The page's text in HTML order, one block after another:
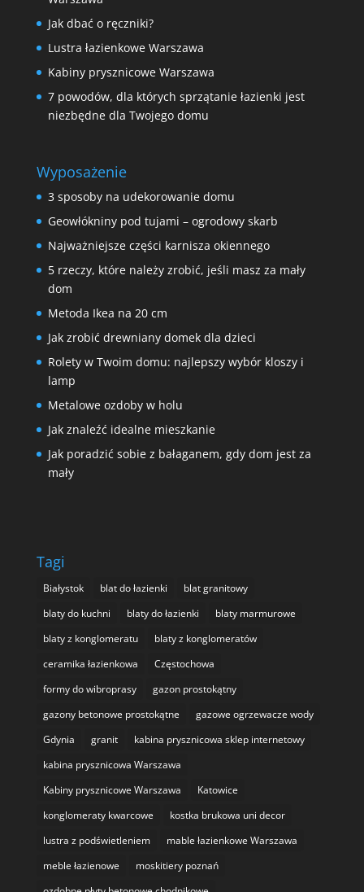
Jak dbać o ręczniki?
Lustra łazienkowe Warszawa
Kabiny prysznicowe Warszawa
7 powodów, dla których sprzątanie łazienki jest
niezbędne dla Twojego domu
Wyposażenie
3 sposoby na udekorowanie domu
Geowłókniny pod tujami – ogrodowy skarb
Najważniejsze części karnisza okiennego
5 rzeczy, które należy zrobić, jeśli masz za mały
dom
Metoda Ikea na 20 cm
Jak zrobić drewniany domek dla dzieci
Rolety w Twoim domu: najlepszy wybór kloszy i
lamp
Metalowe ozdoby w holu
Jak znaleźć idealne mieszkanie
Jak poradzić sobie z bałaganem, gdy dom jest za
mały
Tagi
Białystok blat do łazienki
blat granitowy
blaty do kuchni
blaty do łazienki
blaty marmurowe
blaty z konglomeratu
blaty z konglomeratów
ceramika łazienkowa
Częstochowa
formy do wibroprasy
gazon prostokątny
gazony betonowe prostokątne
gazowe ogrzewacze wody
Gdynia
granit
kabina prysznicowa sklep internetowy
kabina prysznicowa Warszawa
Kabiny prysznicowe Warszawa
Katowice
konglomeraty kwarcowe
kostka brukowa uni decor
lustra z podświetleniem
mable łazienkowe Warszawa
meble łazienowe
moskitiery poznań